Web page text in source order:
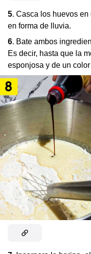
5. Casca los huevos
en forma de lluvia.
6. Bate ambos
Es decir, hasta que la
esponjosa y de un